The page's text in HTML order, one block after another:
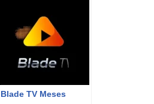
Blade TV Meses